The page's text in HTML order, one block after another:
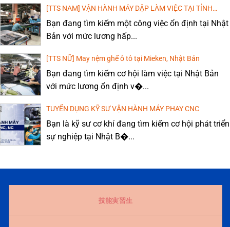
[TTS NAM] VẬN HÀNH MÁY DẬP LÀM VIỆC TẠI TỈNH
WAKAYAMA, NHẬT BẢN
Bạn đang tìm kiếm một công việc ổn định tại Nhật
Bản với mức lương hấp...
[TTS NỮ] May nệm ghế ô tô tại Mieken, Nhật Bản
Bạn đang tìm kiếm cơ hội làm việc tại Nhật Bản
với mức lương ổn định v�...
TUYỂN DỤNG KỸ SƯ VẬN HÀNH MÁY PHAY CNC
Bạn là kỹ sư cơ khí đang tìm kiếm cơ hội phát triển
sự nghiệp tại Nhật B�...
技能実習生